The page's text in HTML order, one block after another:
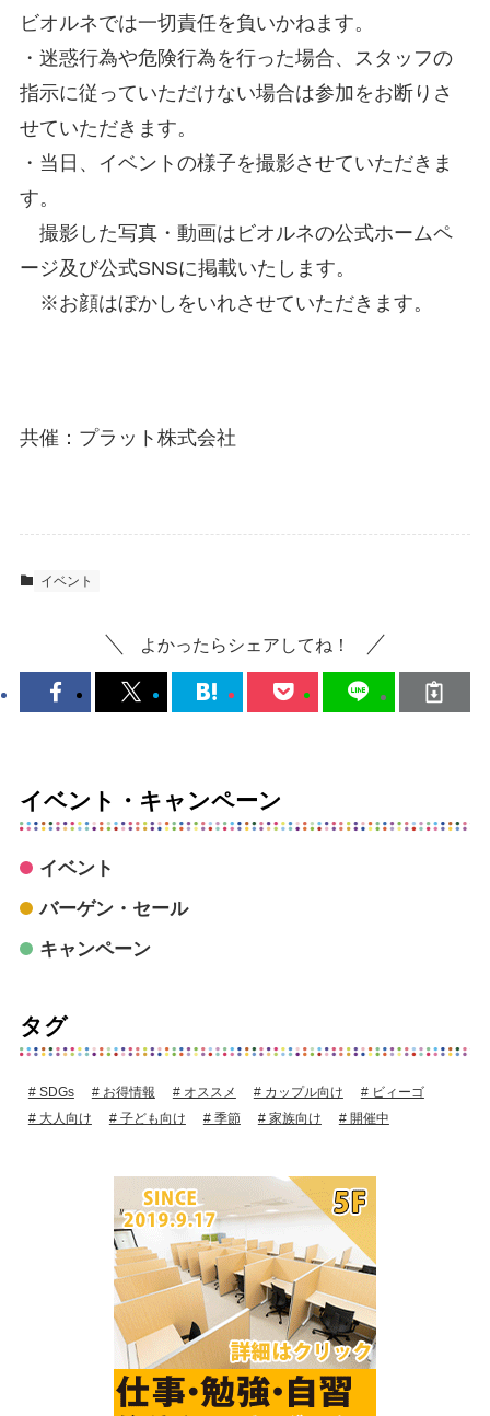
ビオルネでは一切責任を負いかねます。
・迷惑行為や危険行為を行った場合、スタッフの
指示に従っていただけない場合は参加をお断りさ
せていただきます。
・当日、イベントの様子を撮影させていただきま
す。
撮影した写真・動画はビオルネの公式ホームペ
ージ及び公式SNSに掲載いたします。
※お顔はぼかしをいれさせていただきます。
共催：プラット株式会社
イベント
よかったらシェアしてね！
イベント・キャンペーン
イベント
バーゲン・セール
キャンペーン
タグ
SDGs お得情報 オススメ カップル向け
ビィーゴ
大人向け
子ども向け 季節 家族向け 開催中